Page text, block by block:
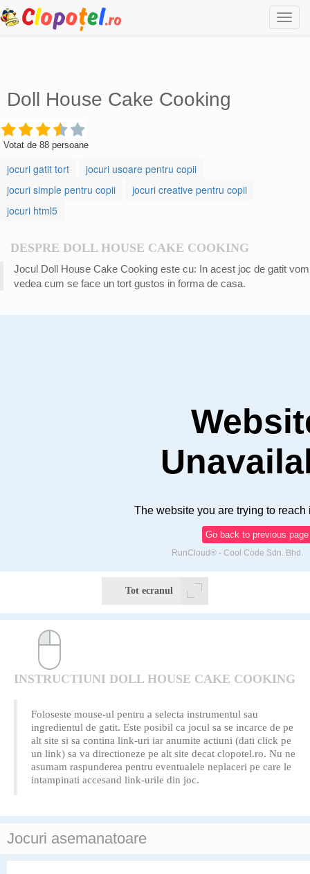
Doll House Cake Cooking
Votat de 88 persoane
jocuri gatit tort
jocuri usoare pentru copii
jocuri simple pentru copii
jocuri creative pentru copii
jocuri html5
DESPRE DOLL HOUSE CAKE COOKING
Jocul Doll House Cake Cooking este cu: In acest joc de gatit vom
vedea cum se face un tort gustos in forma de casa.
Tot ecranul
INSTRUCTIUNI DOLL HOUSE CAKE COOKING
Foloseste mouse-ul pentru a selecta instrumentul sau
ingredientul de gatit. Este posibil ca jocul sa se incarce de pe
alt site si sa contina link-uri iar anumite actiuni (dati click pe
un link) sa va directioneze pe alt site decat clopotel.ro. Nu ne
asumam raspunderea pentru eventualele neplaceri pe care le
intampinati accesand link-urile din joc.
Jocuri asemanatoare